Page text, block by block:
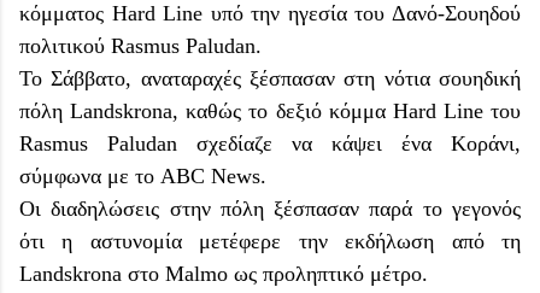
κόμματος Hard Line υπό την ηγεσία του Δανό-Σουηδού
πολιτικού Rasmus Paludan.
Το Σάββατο, αναταραχές ξέσπασαν στη νότια σουηδική
πόλη Landskrona, καθώς το δεξιό κόμμα Hard Line του
Rasmus Paludan σχεδίαζε να κάψει ένα Κοράνι,
σύμφωνα με το ABC News.
Οι διαδηλώσεις στην πόλη ξέσπασαν παρά το γεγονός
ότι η αστυνομία μετέφερε την εκδήλωση από τη
Landskrona στο Malmo ως προληπτικό μέτρο.